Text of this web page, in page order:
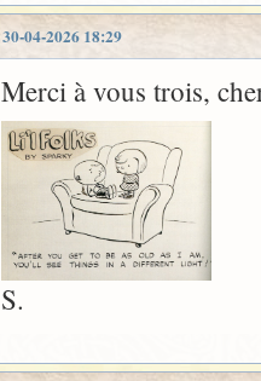
30-04-2026 18:29
Merci à vous trois,
S.